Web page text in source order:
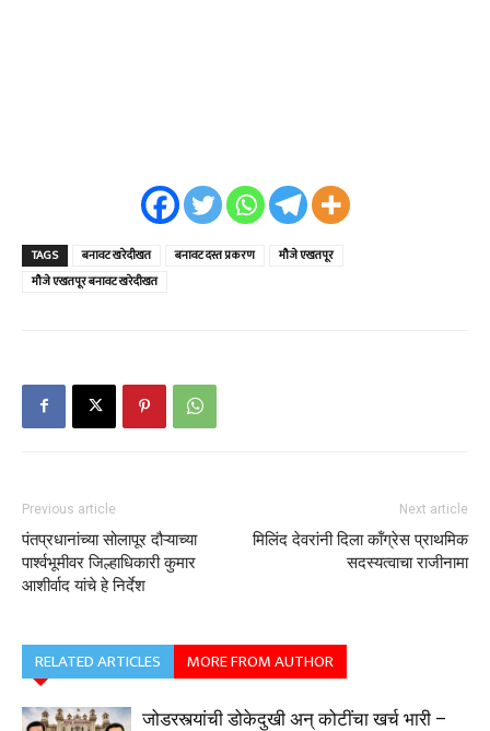
TAGS बनावट खरेदीखत बनावट दस्त प्रकरण
मौजे एखतपूर
मौजे एखतपूर बनावट खरेदीखत
Previous article
पंतप्रधानांच्या सोलापूर दौऱ्याच्या
पार्श्वभूमीवर जिल्हाधिकारी कुमार
आशीर्वाद यांचे हे निर्देश
Next article
मिलिंद देवरांनी दिला कॉंग्रेस प्राथमिक
सदस्यत्वाचा राजीनामा
RELATED ARTICLES MORE FROM AUTHOR
जोडरस्त्यांची डोकेदुखी अन् कोटींचा खर्च भारी –